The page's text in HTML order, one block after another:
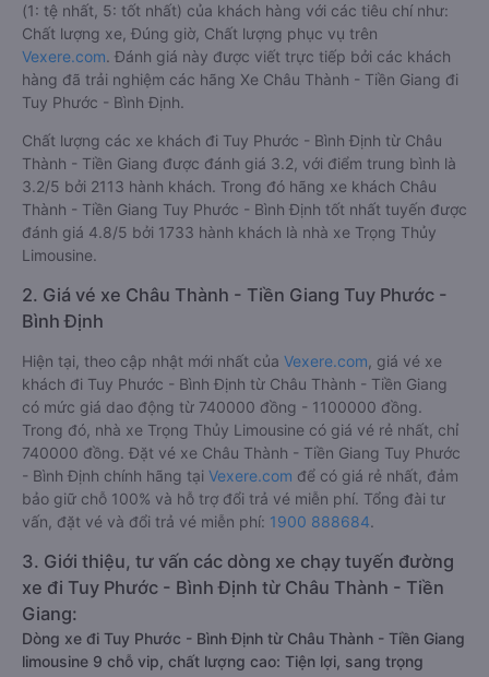
(1: tệ nhất, 5: tốt nhất) của khách hàng với các tiêu chí như:
Chất lượng xe, Đúng giờ, Chất lượng phục vụ trên
Vexere.com. Đánh giá này được viết trực tiếp bởi các khách
hàng đã trải nghiệm các hãng Xe Châu Thành - Tiền Giang đi
Tuy Phước - Bình Định.
Chất lượng các xe khách đi Tuy Phước - Bình Định từ Châu
Thành - Tiền Giang được đánh giá 3.2, với điểm trung bình là
3.2/5 bởi 2113 hành khách. Trong đó hãng xe khách Châu
Thành - Tiền Giang Tuy Phước - Bình Định tốt nhất tuyến được
đánh giá 4.8/5 bởi 1733 hành khách là nhà xe Trọng Thủy
Limousine.
2. Giá vé xe Châu Thành - Tiền Giang Tuy Phước -
Bình Định
Hiện tại, theo cập nhật mới nhất của Vexere.com , giá vé xe
khách đi Tuy Phước - Bình Định từ Châu Thành - Tiền Giang
có mức giá dao động từ 740000 đồng - 1100000 đồng.
Trong đó, nhà xe Trọng Thủy Limousine có giá vé rẻ nhất, chỉ
740000 đồng. Đặt vé xe Châu Thành - Tiền Giang Tuy Phước
- Bình Định chính hãng tại Vexere.com để có giá rẻ nhất, đảm
bảo giữ chỗ 100% và hỗ trợ đổi trả vé miễn phí. Tổng đài tư
vấn, đặt vé và đổi trả vé miễn phí: 1900 888684.
3. Giới thiệu, tư vấn các dòng xe chạy tuyến đường
xe đi Tuy Phước - Bình Định từ Châu Thành - Tiền
Giang:
Dòng xe đi Tuy Phước - Bình Định từ Châu Thành - Tiền Giang
limousine 9 chỗ vip, chất lượng cao: Tiện lợi, sang trọng